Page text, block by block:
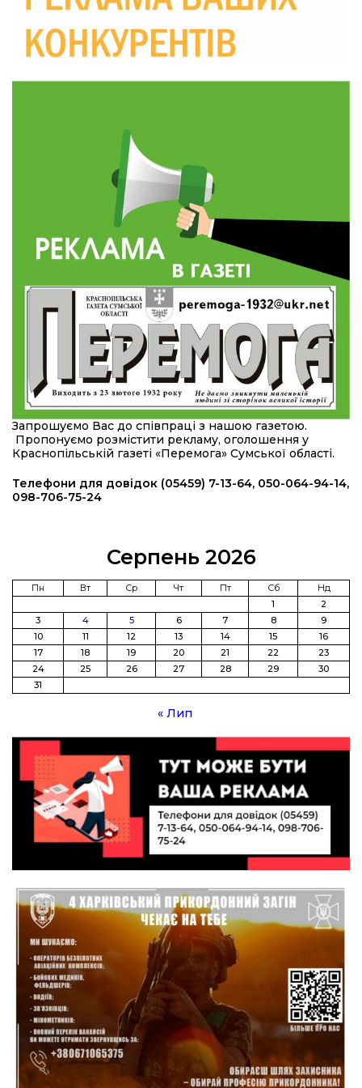
10:36
28 лип
Валентина Масалітіна: «Нас тримає віра в
Перемогу і повернення додому»
Обмежено придатний, але безмежно
вмотивований: Як колишній лісівник став асом
артилерії
490 пацієнтів та 15 відвіданих сіл: МБФ
«Альянс громадського здоров’я» підбив
підсумки роботи мобільних клінік у Сумській
області
12:24
23 лип
Покинув безпечне життя за кордоном, щоб
захистити рідну землю: пам’яті Сергія
Балабаєнка (ВІДЕО)
23 лип
Командир гармати Руслан Козирін: «Змінити
підрозділ чи бригаду – навіть думки не було»
20:36
22 лип
Нова кав’ярня в Сумах: як родина військового
з Краснопілля відкрила «Лев каву» за грантові
кошти (ВІДЕО)
14:37
21 лип
Захищав кордон до останнього подиху:
пам’яті полеглого прикордонника Олександра
Від штанги до «крил»: як спорт і характер
колишнього паверліфтера гартують перемогу
11:19
21 лип
На щиті повертається додому:
Краснопільська громада втратила 27-річного
Захисника Сергія Балабаєнка
11:00
19 лип
Музей, який був частиною життя
10:49
19 лип
Інтелектуальні злети та творчі перемоги:
історія успіху випускниці Вікторії Кондратенко
10:40
19 лип
Вірний присязі до останнього подиху:
підтримайте петицію про присвоєння звання
«Герой України» (посмертно) прикордоннику
Олександру Бойку
20:34
17 лип
Кохання попри все: як українці створюють сім’ї
13:52
15 лип
І волейбол, і хімія на “відмінно”: неймовірна
історія успіху випускниці з Краснопілля
Анастасії Гонтар
13:27
15 лип
НБУ вводить нову банкноту 2 000 грн із
портретом легендарного українця: що
зміниться для наших гаманців
13:22
Гаманець у шоці: які продукти в Україні різко
подешевшали, а за що доведеться платити
Запрошуємо Вас до співпраці з нашою газетою.
Пропонуємо розмістити рекламу, оголошення у
Краснопільській газеті «Перемога» Сумської області.
Телефони для довідок (05459) 7-13-64, 050-064-94-14,
098-706-75-24
Серпень 2026
Пн Вт Ср Чт Пт Сб
Нд
1
2
3
4 5 6 7 8
9
10
11 12 13 14 15
16
17
18 19 20 21 22
23
24
25 26 27 28 29
30
31
« Лип